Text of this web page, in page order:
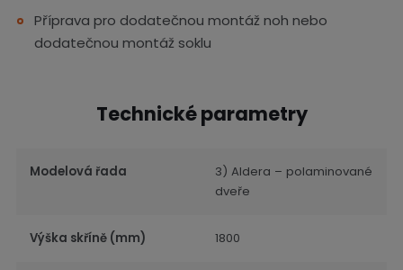
Příprava pro dodatečnou montáž noh nebo
dodatečnou montáž soklu
Technické parametry
Modelová řada
3) Aldera – polaminované
dveře
Výška skříně (mm) 1800